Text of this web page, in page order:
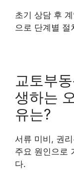
초기 상담 후
으로 단계별 절
교토부
생하는
유는?
서류 미비, 권
주요 원인으로
다.